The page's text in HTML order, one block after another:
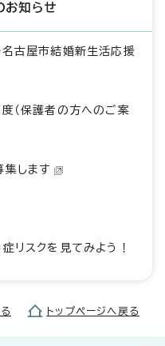
お知らせ
古屋市結婚新生活応援
（保護者の方へのご案
します
リスクを見てみよう！
トップページへ戻る